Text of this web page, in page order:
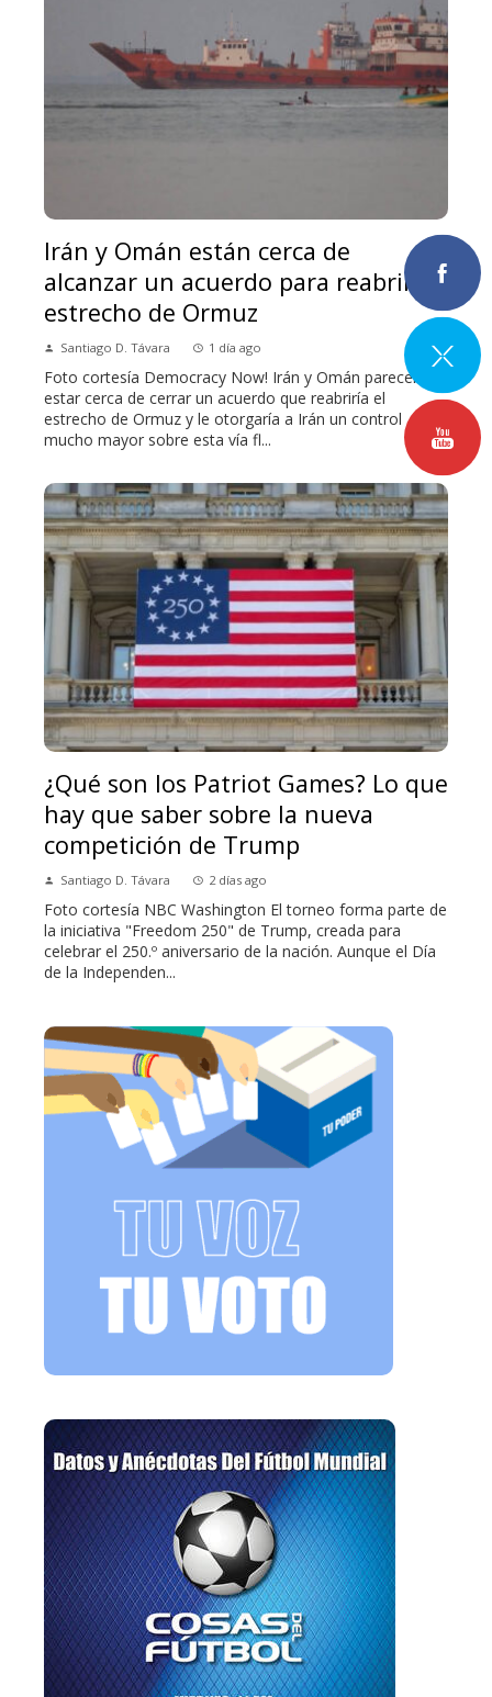
Irán y Omán están cerca de
alcanzar un acuerdo para reabrir el
estrecho de Ormuz
Santiago D. Távara 1 día ago
Foto cortesía Democracy Now! Irán y Omán parecen
estar cerca de cerrar un acuerdo que reabriría el
estrecho de Ormuz y le otorgaría a Irán un control
mucho mayor sobre esta vía fl...
¿Qué son los Patriot Games? Lo que
hay que saber sobre la nueva
competición de Trump
Santiago D. Távara 2 días ago
Foto cortesía NBC Washington El torneo forma parte de
la iniciativa "Freedom 250" de Trump, creada para
celebrar el 250.º aniversario de la nación. Aunque el Día
de la Independen...